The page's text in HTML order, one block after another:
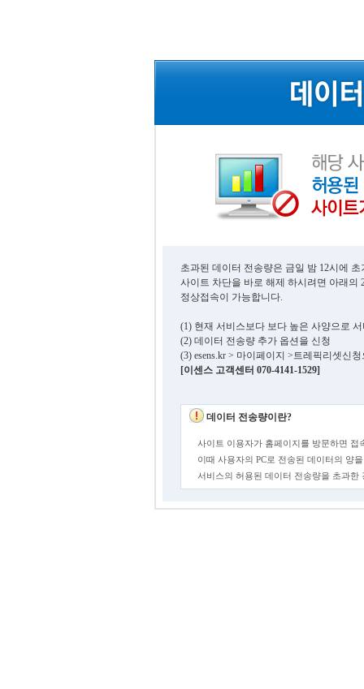
초과된 데이터 전송량은 금일 밤 12시에
사이트 차단을 바로 해제 하시려면 아래의
정상접속이 가능합니다.
(1) 현재 서비스보다 보다 높은 사양으로
(2) 데이터 전송량 추가 옵션을 신청
(3) esens.kr > 마이페이지 >트레픽리셋신
[이센스 고객센터 070-4141-1529]
데이터 전송량이란?
사이트 이용자가 홈페이지를 방문하면 접
이때 사용자의 PC로 전송된 데이터의 양
서비스의 허용된 데이터 전송량을 초과